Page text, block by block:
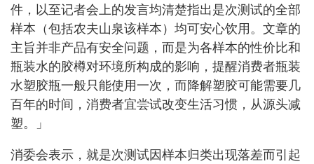
件，以至记者会上的发言均清楚指出是次测试的全部
样本（包括农夫山泉该样本）均可安心饮用。文章的
主旨并非产品有安全问题，而是为各样本的性价比和
瓶装水的胶樽对环境所构成的影响，提醒消费者瓶装
水塑胶瓶一般只能使用一次，而降解塑胶可能需要几
百年的时间，消费者宜尝试改变生活习惯，从源头减
塑。」
消委会表示，就是次测试因样本归类出现落差而引起